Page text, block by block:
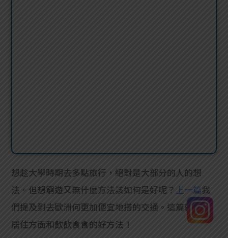
想趁大學時期去多點旅行，絕對是大部分的人的想
法。但想窮遊又無什麼方法該如何是好呢？ 上一篇我
們提及到去歐洲何更加便宜地搭的交通。這篇就講講
居住方面和飲飲食食的好方法！